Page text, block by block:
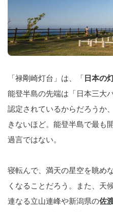
「禄剛崎灯台」は、「 日本の
能登半島の先端は「日本三大
認定されているからだろうか
きないほど。能登半島で最も
過言ではない。
寝転んで、満天の星空を眺め
くなることだろう。また、天
連なる立山連峰や新潟県の佐